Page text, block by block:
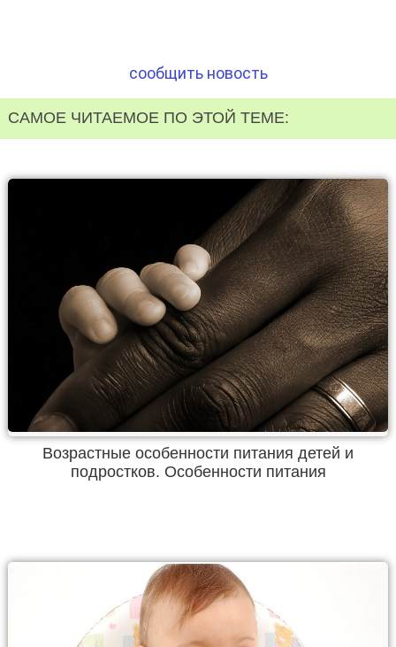
сообщить новость
САМОЕ ЧИТАЕМОЕ ПО ЭТОЙ ТЕМЕ:
Возрастные особенности питания детей и
подростков. Особенности питания